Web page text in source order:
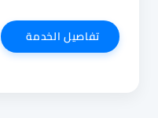
تفاصيل الخدمةشركة
تنظيف